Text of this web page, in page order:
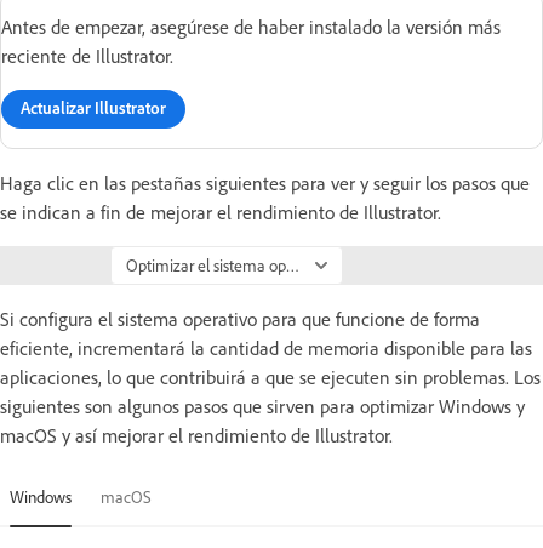
Antes de empezar, asegúrese de haber instalado la versión más
reciente de Illustrator.
Actualizar Illustrator
Haga clic en las pestañas siguientes para ver y seguir los pasos que
se indican a fin de mejorar el rendimiento de Illustrator.
Optimizar el sistema operativo
Si configura el sistema operativo para que funcione de forma
eficiente, incrementará la cantidad de memoria disponible para las
aplicaciones, lo que contribuirá a que se ejecuten sin problemas. Los
siguientes son algunos pasos que sirven para optimizar Windows y
macOS y así mejorar el rendimiento de Illustrator.
Windows macOS